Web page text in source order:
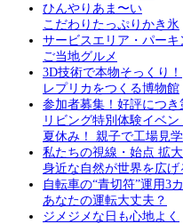
ひんやりあま〜い
こだわりたっぷりかき氷
サービスエリア・パー
ご当地グルメ
3D技術で本物そっくり！
レプリカをつくる博物館
参加者募集！好評につき
リビング特別体験イベン
夏休み！ 親子で工場見学
私たちの視線・始点 拡大
身近な自然が世界を広げ
自転車の“青切符”運用3
あなたの運転大丈夫？
ジメジメな日も心地よく